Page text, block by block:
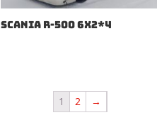
SCANIA R-500 6X2*4
1 2 →